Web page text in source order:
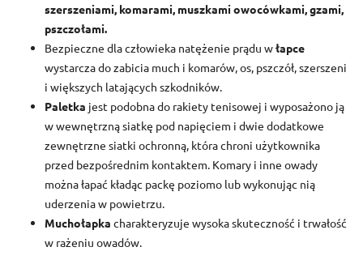
szerszeniami, komarami, muszkami owocówkami, gzami,
pszczołami.
Bezpieczne dla człowieka natężenie prądu włapce
wystarcza do zabicia much i komarów, os, pszczół, szerszeni
i większych latających szkodników.
Paletka jest podobna do rakiety tenisowej i wyposażono ją
w wewnętrzną siatkę pod napięciem i dwie dodatkowe
zewnętrzne siatki ochronną, która chroni użytkownika
przed bezpośrednim kontaktem. Komary i inne owady
można łapać kładąc packę poziomo lub wykonując nią
uderzenia w powietrzu.
Muchołapka charakteryzuje wysoka skuteczność i trwałość
w rażeniu owadów.